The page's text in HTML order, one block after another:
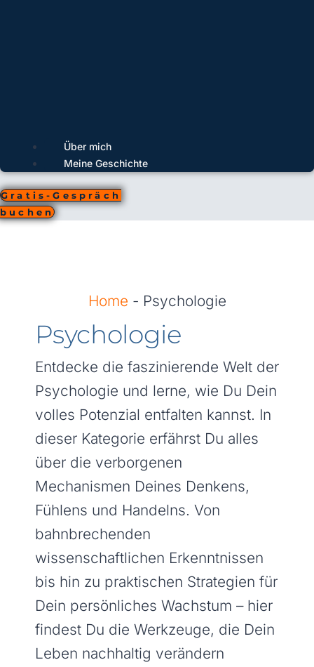
Über mich
Meine Geschichte
Gratis-Gespräch
buchen
Home - Psychologie
Psychologie
Entdecke die faszinierende Welt der
Psychologie und lerne, wie Du Dein
volles Potenzial entfalten kannst. In
dieser Kategorie erfährst Du alles
über die verborgenen
Mechanismen Deines Denkens,
Fühlens und Handelns. Von
bahnbrechenden
wissenschaftlichen Erkenntnissen
bis hin zu praktischen Strategien für
Dein persönliches Wachstum – hier
findest Du die Werkzeuge, die Dein
Leben nachhaltig verändern